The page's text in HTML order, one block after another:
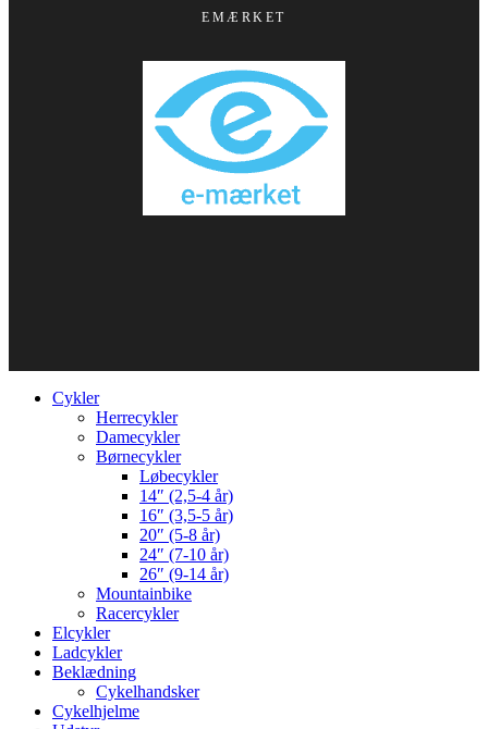
EMÆRKET
Cykler
Herrecykler
Damecykler
Børnecykler
Løbecykler
14″ (2,5-4 år)
16″ (3,5-5 år)
20″ (5-8 år)
24″ (7-10 år)
26″ (9-14 år)
Mountainbike
Racercykler
Elcykler
Ladcykler
Beklædning
Cykelhandsker
Cykelhjelme